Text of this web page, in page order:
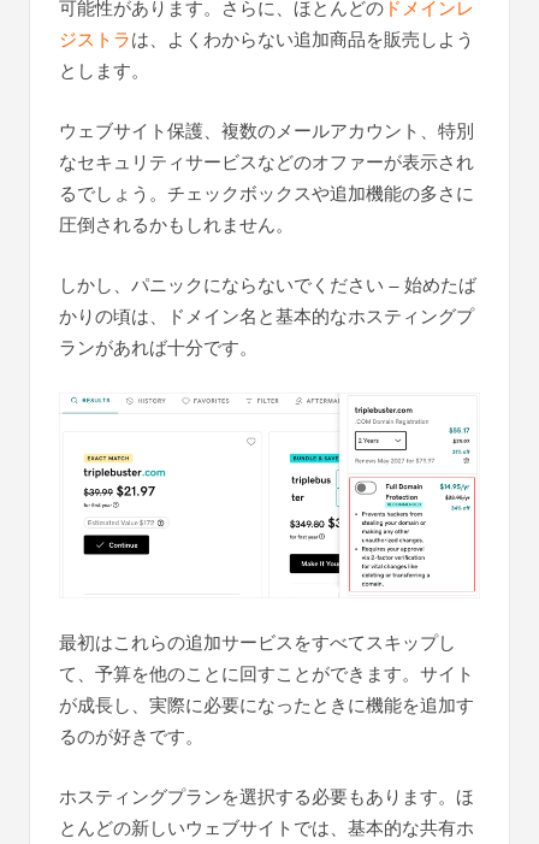
可能性があります。さらに、ほとんどの ドメインレ
ジストラは、よくわからない追加商品を販売しよう
とします。
ウェブサイト保護、複数のメールアカウント、特別
なセキュリティサービスなどのオファーが表示され
るでしょう。チェックボックスや追加機能の多さに
圧倒されるかもしれません。
しかし、パニックにならないでください – 始めたば
かりの頃は、ドメイン名と基本的なホスティングプ
ランがあれば十分です。
最初はこれらの追加サービスをすべてスキップし
て、予算を他のことに回すことができます。サイト
が成長し、実際に必要になったときに機能を追加す
るのが好きです。
ホスティングプランを選択する必要もあります。ほ
とんどの新しいウェブサイトでは、基本的な共有ホ